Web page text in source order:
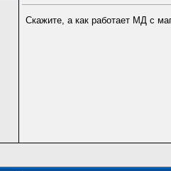
Скажите, а как работает МД с